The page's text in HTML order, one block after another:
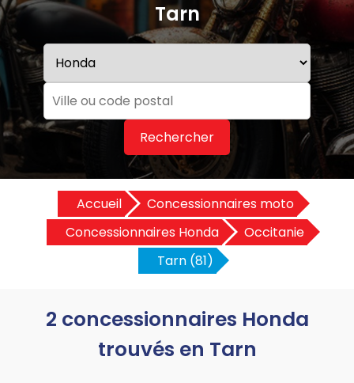
Tarn
Rechercher
Accueil
Concessionnaires moto
Concessionnaires Honda
Occitanie
Tarn (81)
2 concessionnaires Honda
trouvés en Tarn